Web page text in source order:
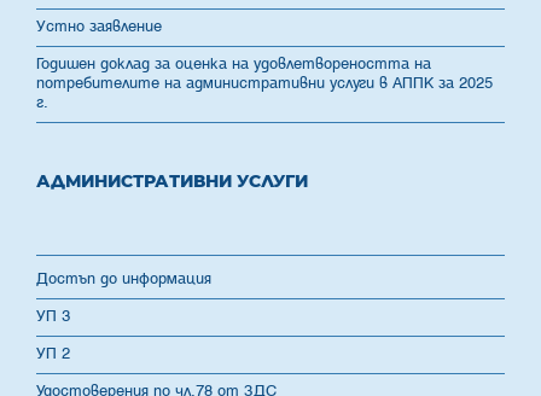
Устно заявление
Годишен доклад за оценка на удовлетвореността на
потребителите на административни услуги в АППК за 2025
г.
АДМИНИСТРАТИВНИ УСЛУГИ
Достъп до информация
УП 3
УП 2
Удостоверения по чл.78 от ЗДС